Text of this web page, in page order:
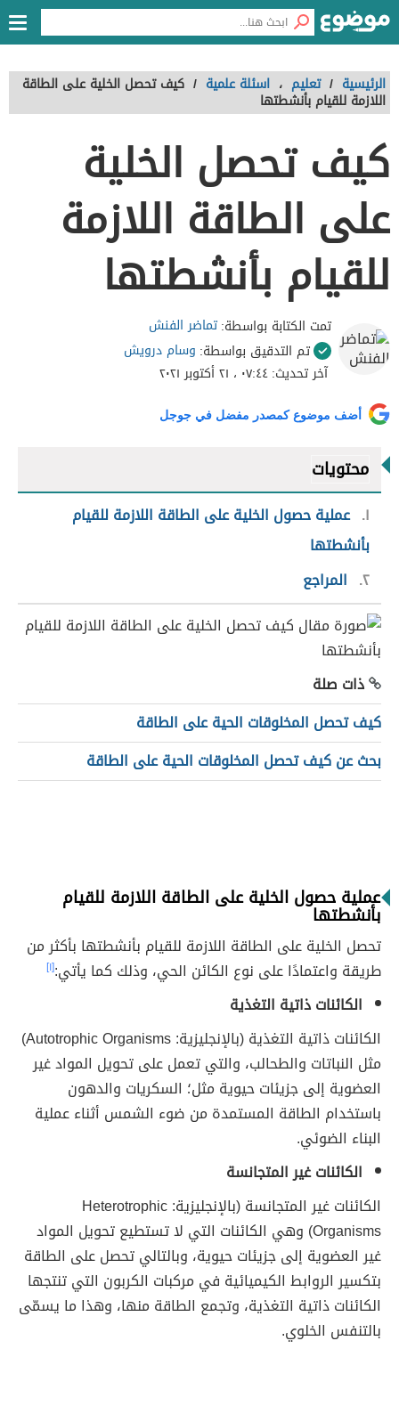
الرئيسية / تعليم ، اسئلة علمية / كيف تحصل الخلية على الطاقة
اللازمة للقيام بأنشطتها
كيف تحصل الخلية
على الطاقة اللازمة
للقيام بأنشطتها
تمت الكتابة بواسطة:تماضر الفنش
تم التدقيق بواسطة: وسام درويش
آخر تحديث:٠٧:٤٤ ، ٢١ أكتوبر ٢٠٢١
أضف موضوع كمصدر مفضل في جوجل
محتويات
١ عملية حصول الخلية على الطاقة اللازمة للقيام
بأنشطتها
٢ المراجع
ذات صلة
كيف تحصل المخلوقات الحية على الطاقة
بحث عن كيف تحصل المخلوقات الحية على الطاقة
عملية حصول الخلية على الطاقة اللازمة للقيام
بأنشطتها
تحصل الخلية على الطاقة اللازمة للقيام بأنشطتها بأكثر من
طريقة واعتمادًا على نوع الكائن الحي، وذلك كما يأتي:[١]
الكائنات ذاتية التغذية
الكائنات ذاتية التغذية (بالإنجليزية: Autotrophic Organisms)
مثل النباتات والطحالب، والتي تعمل على تحويل المواد غير
العضوية إلى جزيئات حيوية مثل؛ السكريات والدهون
باستخدام الطاقة المستمدة من ضوء الشمس أثناء عملية
البناء الضوئي.
الكائنات غير المتجانسة
الكائنات غير المتجانسة (بالإنجليزية: Heterotrophic
Organisms) وهي الكائنات التي لا تستطيع تحويل المواد
غير العضوية إلى جزيئات حيوية، وبالتالي تحصل على الطاقة
بتكسير الروابط الكيميائية في مركبات الكربون التي تنتجها
الكائنات ذاتية التغذية، وتجمع الطاقة منها، وهذا ما يسمّى
بالتنفس الخلوي.